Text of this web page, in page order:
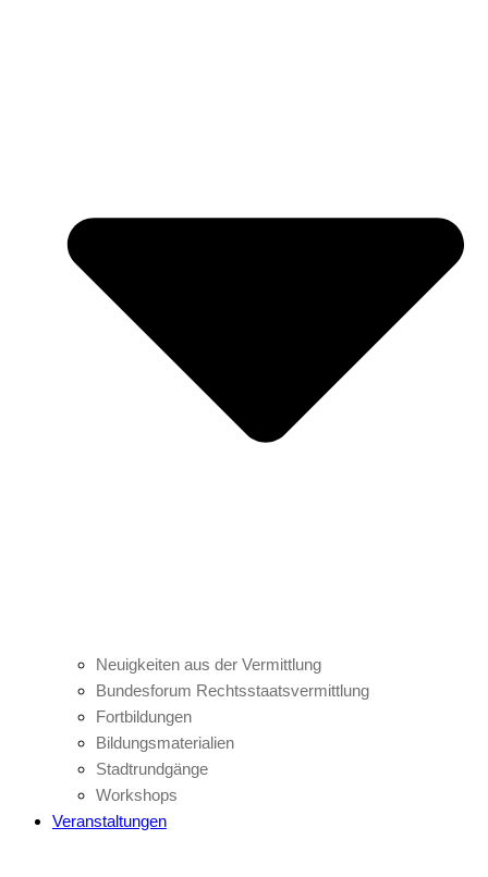
Neuigkeiten aus der Vermittlung
Bundesforum Rechtsstaatsvermittlung
Fortbildungen
Bildungsmaterialien
Stadtrundgänge
Workshops
Veranstaltungen